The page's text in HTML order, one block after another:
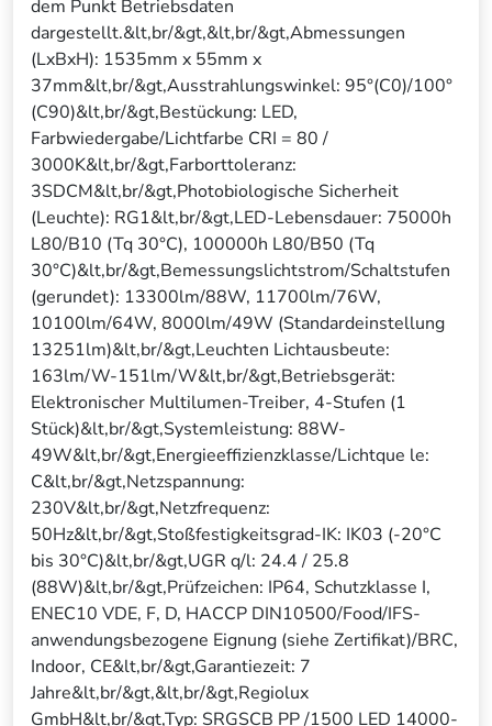
dem Punkt Betriebsdaten
dargestellt.&lt,br/&gt,&lt,br/&gt,Abmessungen
(LxBxH): 1535mm x 55mm x
37mm&lt,br/&gt,Ausstrahlungswinkel: 95°(C0)/100°
(C90)&lt,br/&gt,Bestückung: LED,
Farbwiedergabe/Lichtfarbe CRI = 80 /
3000K&lt,br/&gt,Farborttoleranz:
3SDCM&lt,br/&gt,Photobiologische Sicherheit
(Leuchte): RG1&lt,br/&gt,LED-Lebensdauer: 75000h
L80/B10 (Tq 30°C), 100000h L80/B50 (Tq
30°C)&lt,br/&gt,Bemessungslichtstrom/Schaltstufen
(gerundet): 13300lm/88W, 11700lm/76W,
10100lm/64W, 8000lm/49W (Standardeinstellung
13251lm)&lt,br/&gt,Leuchten Lichtausbeute:
163lm/W-151lm/W&lt,br/&gt,Betriebsgerät:
Elektronischer Multilumen-Treiber, 4-Stufen (1
Stück)&lt,br/&gt,Systemleistung: 88W-
49W&lt,br/&gt,Energieeffizienzklasse/Lichtque le:
C&lt,br/&gt,Netzspannung:
230V&lt,br/&gt,Netzfrequenz:
50Hz&lt,br/&gt,Stoßfestigkeitsgrad-IK: IK03 (-20°C
bis 30°C)&lt,br/&gt,UGR q/l: 24.4 / 25.8
(88W)&lt,br/&gt,Prüfzeichen: IP64, Schutzklasse I,
ENEC10 VDE, F, D, HACCP DIN10500/Food/IFS-
anwendungsbezogene Eignung (siehe Zertifikat)/BRC,
Indoor, CE&lt,br/&gt,Garantiezeit: 7
Jahre&lt,br/&gt,&lt,br/&gt,Regiolux
GmbH&lt,br/&gt,Typ: SRGSCB PP /1500 LED 14000-